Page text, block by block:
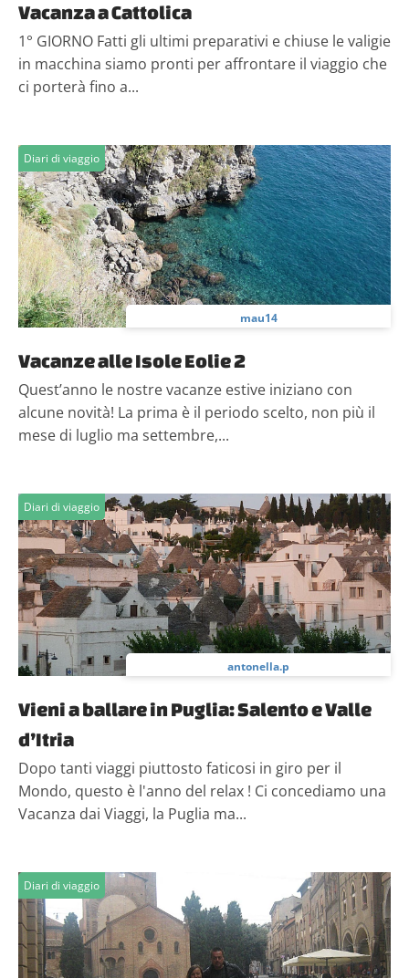
Vacanza a Cattolica
1° GIORNO Fatti gli ultimi preparativi e chiuse le valigie
in macchina siamo pronti per affrontare il viaggio che
ci porterà fino a...
Diari di viaggio
mau14
Vacanze alle Isole Eolie 2
Quest’anno le nostre vacanze estive iniziano con
alcune novità! La prima è il periodo scelto, non più il
mese di luglio ma settembre,...
Diari di viaggio
antonella.p
Vieni a ballare in Puglia: Salento e Valle
d’Itria
Dopo tanti viaggi piuttosto faticosi in giro per il
Mondo, questo è l'anno del relax ! Ci concediamo una
Vacanza dai Viaggi, la Puglia ma...
Diari di viaggio